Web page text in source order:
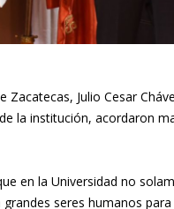
Julio Cesar
la institución, acordaron
en la Universidad no
seres humanos para